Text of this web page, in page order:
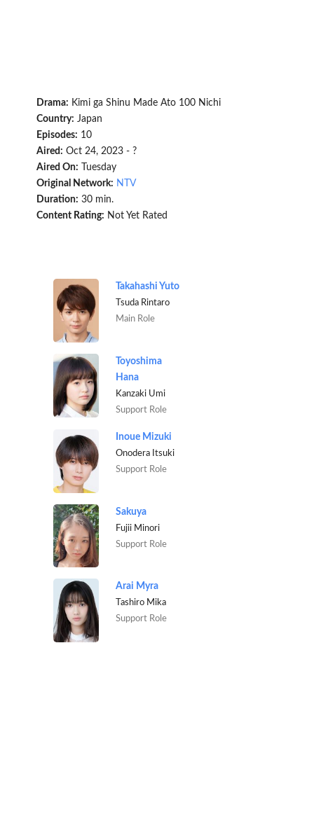
Drama: Kimi ga Shinu Made Ato 100 Nichi
Country: Japan
Episodes: 10
Aired: Oct 24, 2023 - ?
Aired On: Tuesday
Original Network: NTV
Duration: 30 min.
Content Rating: Not Yet Rated
Takahashi Yuto
Tsuda Rintaro
Main Role
Toyoshima
Hana
Kanzaki Umi
Support Role
Inoue Mizuki
Onodera Itsuki
Support Role
Sakuya
Fujii Minori
Support Role
Arai Myra
Tashiro Mika
Support Role